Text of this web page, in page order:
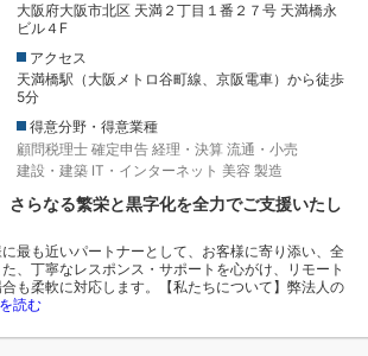
大阪府大阪市北区 天満２丁目１番２７号 天満橋永
ビル４F
アクセス
天満橋駅（大阪メトロ谷町線、京阪電車）から徒歩
5分
得意分野・得意業種
顧問税理士 確定申告 経理・決算 流通・小売
建設・建築 IT・インターネット 美容 製造
さらなる繁栄と黒字化を全力でご支援いたし
に最も近いパートナーとして、お客様に寄り添い、全
、丁寧なレスポンス・サポートを心がけ、リモート
も柔軟に対応します。【私たちについて】弊法人の
読む